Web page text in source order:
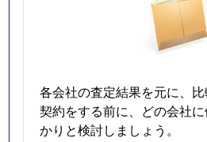
各会社の査定結果を元に、比
契約をする前に、どの会社
かりと検討しましょう。